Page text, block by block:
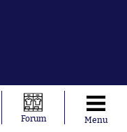
Forum Menu